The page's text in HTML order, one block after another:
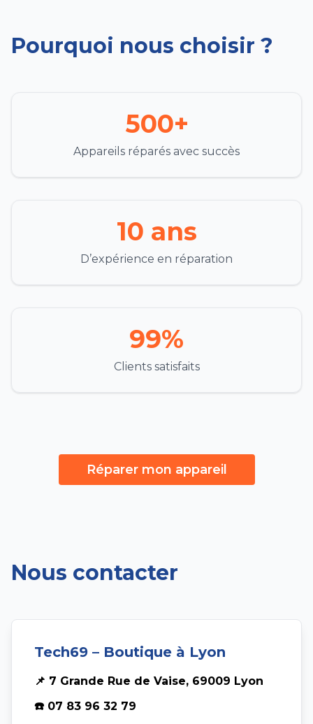
Pourquoi nous choisir ?
500+
Appareils réparés avec succès
10 ans
D’expérience en réparation
99%
Clients satisfaits
Réparer mon appareil
Nous contacter
Tech69 – Boutique à Lyon
📌 7 Grande Rue de Vaise, 69009 Lyon
☎️ 07 83 96 32 79